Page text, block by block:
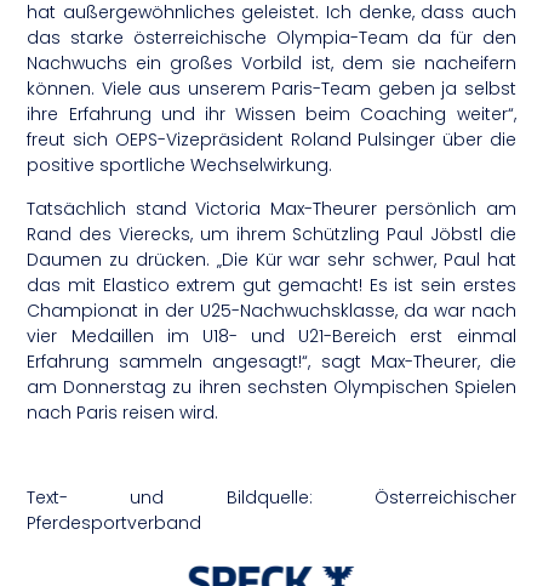
hat außergewöhnliches geleistet. Ich denke, dass auch
das starke österreichische Olympia-Team da für den
Nachwuchs ein großes Vorbild ist, dem sie nacheifern
können. Viele aus unserem Paris-Team geben ja selbst
ihre Erfahrung und ihr Wissen beim Coaching weiter“,
freut sich OEPS-Vizepräsident Roland Pulsinger über die
positive sportliche Wechselwirkung.
Tatsächlich stand Victoria Max-Theurer persönlich am
Rand des Vierecks, um ihrem Schützling Paul Jöbstl die
Daumen zu drücken. „Die Kür war sehr schwer, Paul hat
das mit Elastico extrem gut gemacht! Es ist sein erstes
Championat in der U25-Nachwuchsklasse, da war nach
vier Medaillen im U18- und U21-Bereich erst einmal
Erfahrung sammeln angesagt!“, sagt Max-Theurer, die
am Donnerstag zu ihren sechsten Olympischen Spielen
nach Paris reisen wird.
Text- und Bildquelle: Österreichischer
Pferdesportverband